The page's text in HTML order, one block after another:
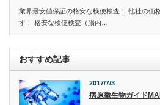
業界最安値保証の格安な検便検査！ 他社の価
す！ 格安な検便検査（腸内…
おすすめ記事
2017/7/3
病原微生物ガイド